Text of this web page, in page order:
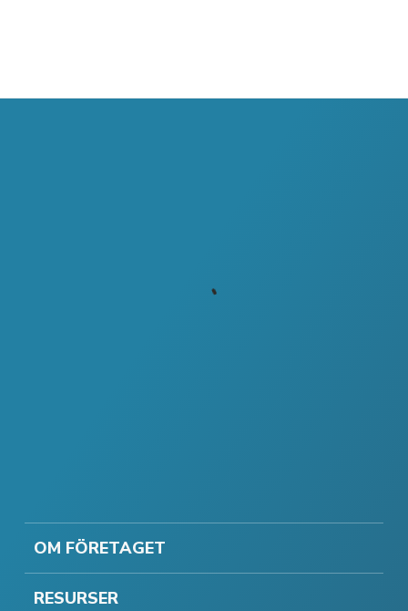
OM FÖRETAGET
RESURSER